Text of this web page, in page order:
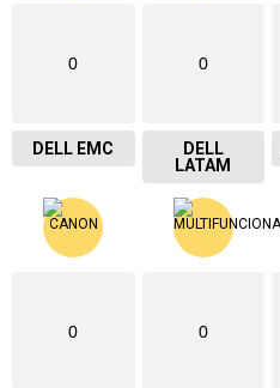
0
DELL EMC
0
DELL
LATAM
0 0